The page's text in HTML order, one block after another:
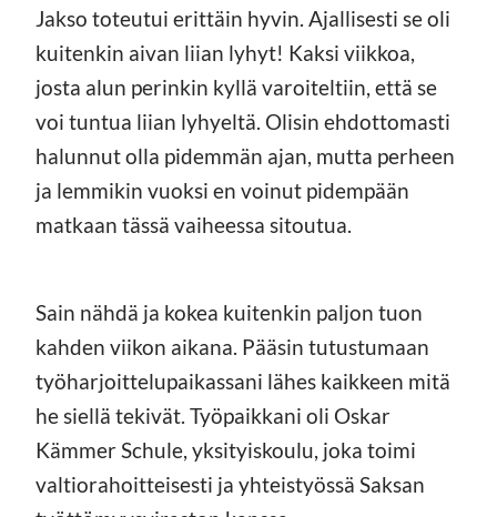
Jakso toteutui erittäin hyvin. Ajallisesti se oli
kuitenkin aivan liian lyhyt! Kaksi viikkoa,
josta alun perinkin kyllä varoiteltiin, että se
voi tuntua liian lyhyeltä. Olisin ehdottomasti
halunnut olla pidemmän ajan, mutta perheen
ja lemmikin vuoksi en voinut pidempään
matkaan tässä vaiheessa sitoutua.
Sain nähdä ja kokea kuitenkin paljon tuon
kahden viikon aikana. Pääsin tutustumaan
työharjoittelupaikassani lähes kaikkeen mitä
he siellä tekivät. Työpaikkani oli Oskar
Kämmer Schule, yksityiskoulu, joka toimi
valtiorahoitteisesti ja yhteistyössä Saksan